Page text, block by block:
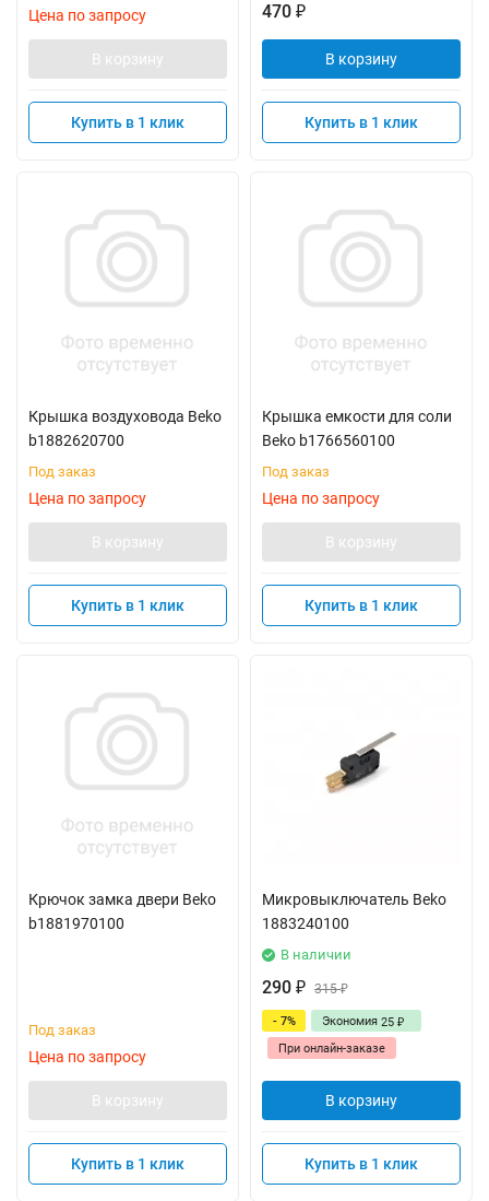
Цена по запросу
В корзину
Купить в 1 клик
470 ₽
В корзину
Купить в 1 клик
Крышка воздуховода Beko
b1882620700
Под заказ
Цена по запросу
В корзину
Купить в 1 клик
Крышка емкости для соли
Beko b1766560100
Под заказ
Цена по запросу
В корзину
Купить в 1 клик
Крючок замка двери Beko
b1881970100
Под заказ
Цена по запросу
В корзину
Купить в 1 клик
Микровыключатель Beko
1883240100
В наличии
290 ₽ 315₽
- 7% Экономия 25 ₽
При онлайн-заказе
В корзину
Купить в 1 клик